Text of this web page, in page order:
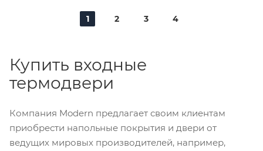
1 2 3 4
Купить входные
термодвери
Компания Modern предлагает своим клиентам
приобрести напольные покрытия и двери от
ведущих мировых производителей, например,